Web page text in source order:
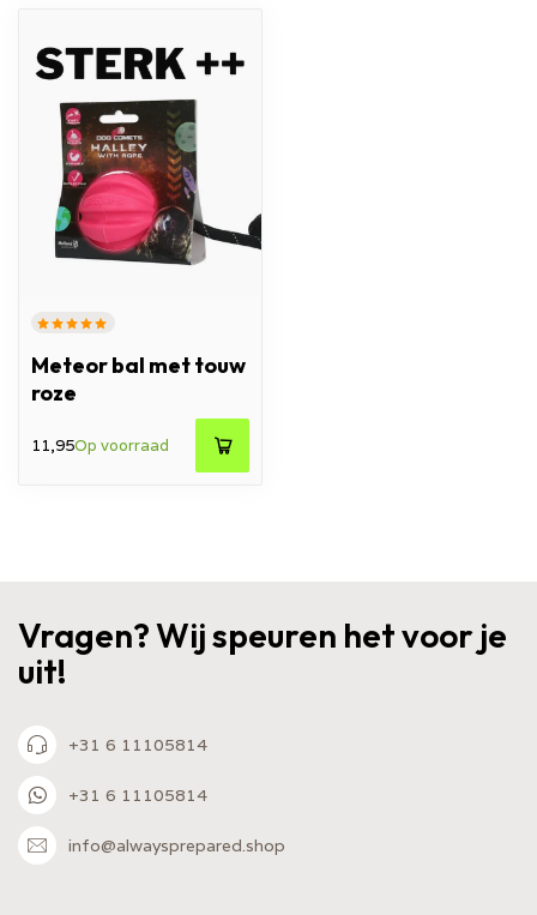
Meteor bal met touw
roze
11,95Op voorraad
Vragen? Wij speuren het voor je
uit!
+31 6 11105814
+31 6 11105814
info@alwaysprepared.shop